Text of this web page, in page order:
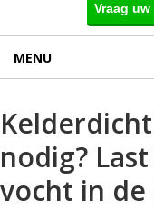
Vraag
MENU
nodig?
vocht in de